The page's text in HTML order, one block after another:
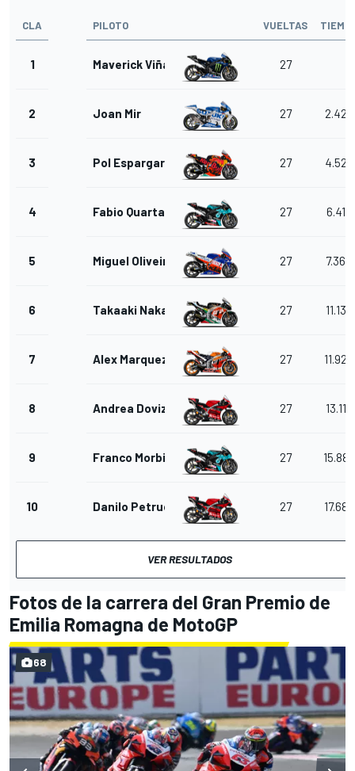
CLA PILOTO VUELTAS
1 Maverick Viñales 27
2 Joan Mir 27 2.425
3 Pol Espargaro 27 4.528
4 Fabio Quartararo 27 6.419
5 Miguel Oliveira 27 7.368
6 Takaaki Nakagami 27 11.139
7 Alex Marquez 27 11.929
8 Andrea Dovizioso 27 13.113
9 Franco Morbidelli 27 15.880
10 Danilo Petrucci 27 17.682
VER RESULTADOS
Fotos de la carrera del Gran Premio de
Emilia Romagna de MotoGP
68